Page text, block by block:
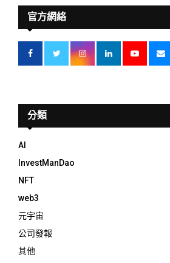
官方網絡
分類
AI
InvestManDao
NFT
web3
元宇宙
公司發報
其他